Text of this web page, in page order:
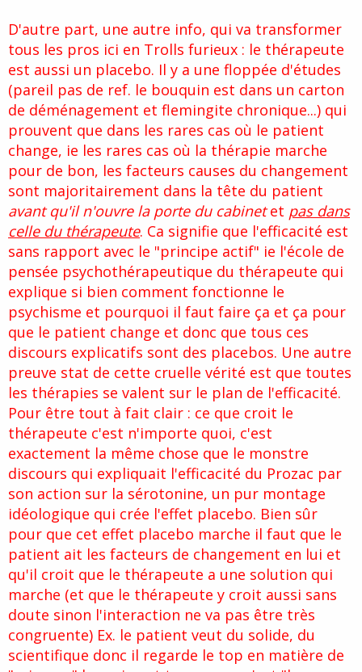
D'autre part, une autre info, qui va transformer
tous les pros ici en Trolls furieux : le thérapeute
est aussi un placebo. Il y a une floppée d'études
(pareil pas de ref. le bouquin est dans un carton
de déménagement et flemingite chronique...) qui
prouvent que dans les rares cas où le patient
change, ie les rares cas où la thérapie marche
pour de bon, les facteurs causes du changement
sont majoritairement dans la tête du patient
avant qu'il n'ouvre la porte du cabinetet pas dans
celle du thérapeute. Ca signifie que l'efficacité est
sans rapport avec le "principe actif" ie l'école de
pensée psychothérapeutique du thérapeute qui
explique si bien comment fonctionne le
psychisme et pourquoi il faut faire ça et ça pour
que le patient change et donc que tous ces
discours explicatifs sont des placebos. Une autre
preuve stat de cette cruelle vérité est que toutes
les thérapies se valent sur le plan de l'efficacité.
Pour être tout à fait clair : ce que croit le
thérapeute c'est n'importe quoi, c'est
exactement la même chose que le monstre
discours qui expliquait l'efficacité du Prozac par
son action sur la sérotonine, un pur montage
idéologique qui crée l'effet placebo. Bien sûr
pour que cet effet placebo marche il faut que le
patient ait les facteurs de changement en lui et
qu'il croit que le thérapeute a une solution qui
marche (et que le thérapeute y croit aussi sans
doute sinon l'interaction ne va pas être très
congruente) Ex. le patient veut du solide, du
scientifique donc il regarde le top en matière de